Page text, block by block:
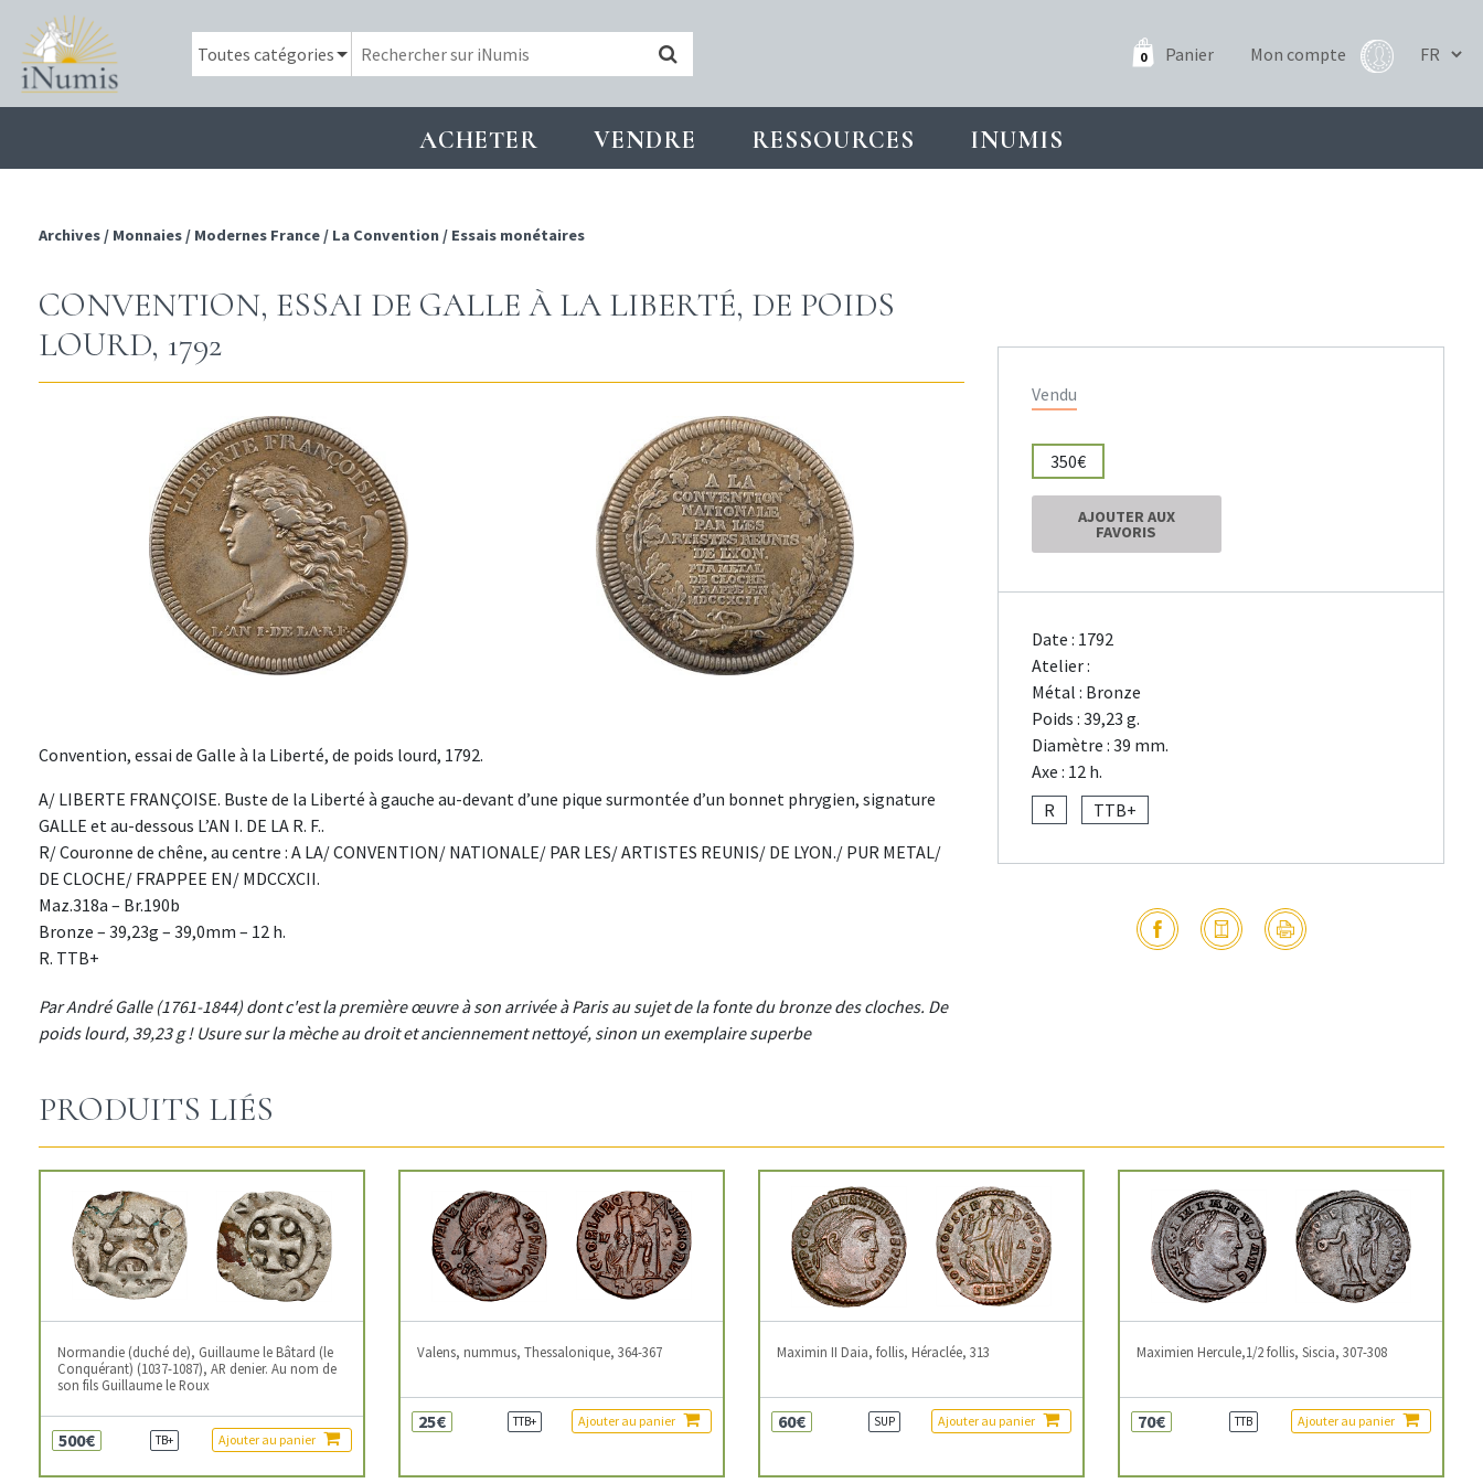
0 Panier Mon compte
ACHETER VENDRE RESSOURCES INUMIS
Archives / Monnaies / Modernes France / La Convention / Essais monétaires
CONVENTION, ESSAI DE GALLE À LA LIBERTÉ, DE POIDS
LOURD, 1792
Convention, essai de Galle à la Liberté, de poids lourd, 1792.
A/ LIBERTE FRANÇOISE. Buste de la Liberté à gauche au-devant d’une pique surmontée d’un bonnet phrygien, signature
GALLE et au-dessous L’AN I. DE LA R. F..
R/ Couronne de chêne, au centre : A LA/ CONVENTION/ NATIONALE/ PAR LES/ ARTISTES REUNIS/ DE LYON./ PUR METAL/
DE CLOCHE/ FRAPPEE EN/ MDCCXCII.
Maz.318a – Br.190b
Bronze – 39,23g – 39,0mm – 12 h.
R. TTB+
Par André Galle (1761-1844) dont c'est la première œuvre à son arrivée à Paris au sujet de la fonte du bronze des cloches. De
poids lourd, 39,23 g ! Usure sur la mèche au droit et anciennement nettoyé, sinon un exemplaire superbe
Vendu
350€
AJOUTER AUX
FAVORIS
Date : 1792
Atelier :
Métal : Bronze
Poids : 39,23 g.
Diamètre : 39 mm.
Axe : 12 h.
R
TTB+
PRODUITS LIÉS
Normandie (duché de), Guillaume le Bâtard (le
Conquérant) (1037-1087), AR denier. Au nom de
son fils Guillaume le Roux
500€ TB+ Ajouter au panier
Valens, nummus, Thessalonique, 364-367
25€ TTB+ Ajouter au panier
Maximin II Daia, follis, Héraclée, 313
60€ SUP Ajouter au panier
Maximien Hercule,1/2 follis, Siscia, 307-308
70€ TTB Ajouter au panier